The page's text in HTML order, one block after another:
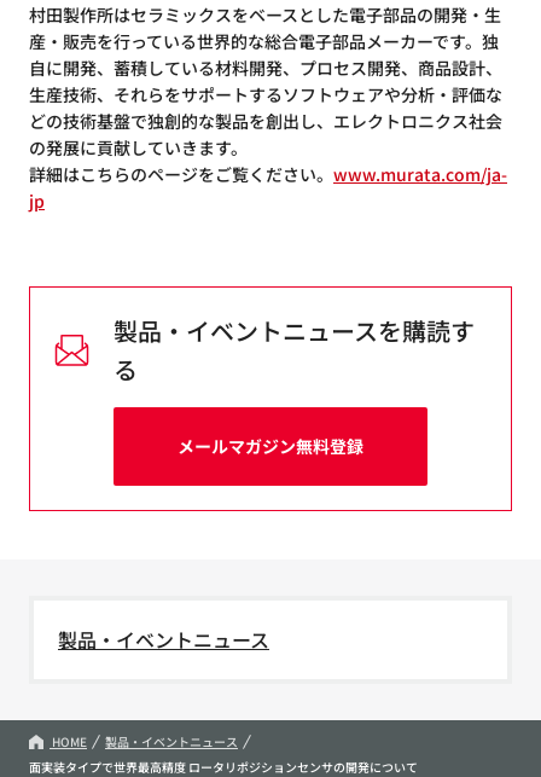
村田製作所はセラミックスをベースとした電子部品の開発・生
産・販売を行っている世界的な総合電子部品メーカーです。独
自に開発、蓄積している材料開発、プロセス開発、商品設計、
生産技術、それらをサポートするソフトウェアや分析・評価な
どの技術基盤で独創的な製品を創出し、エレクトロニクス社会
の発展に貢献していきます。
詳細はこちらのページをご覧ください。 www.murata.com/ja-
jp
製品・イベントニュースを購読す
る
メールマガジン無料登録
製品・イベントニュース
HOME
製品・イベントニュース
面実装タイプで世界最高精度 ロータリポジションセンサの開発について